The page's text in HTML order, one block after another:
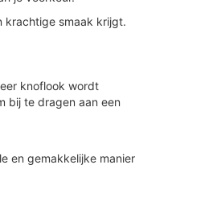
krachtige smaak krijgt.
knoflook wordt
bij te dragen aan een
en gemakkelijke manier